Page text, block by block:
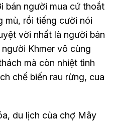
bán người mua cứ thoắt
mù, rồi tiếng cười nói
vời nhất là người bán
Khmer vô cùng
mà còn nhiệt tình
chế biến rau rừng, cua
du lịch của chợ Mây